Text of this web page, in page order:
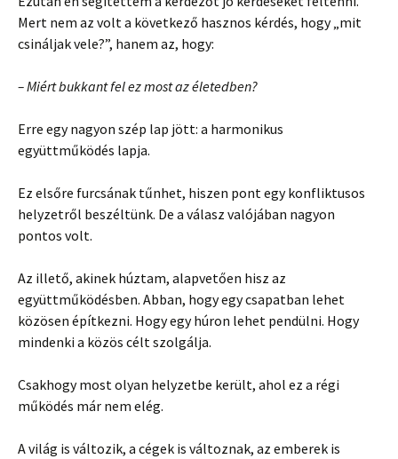
Mert nem az volt a következő hasznos kérdés, hogy „mit
csináljak vele?”, hanem az, hogy:
– Miért bukkant fel ez most az életedben?
Erre egy nagyon szép lap jött: a harmonikus
együttműködés lapja.
Ez elsőre furcsának tűnhet, hiszen pont egy konfliktusos
helyzetről beszéltünk. De a válasz valójában nagyon
pontos volt.
Az illető, akinek húztam, alapvetően hisz az
együttműködésben. Abban, hogy egy csapatban lehet
közösen építkezni. Hogy egy húron lehet pendülni. Hogy
mindenki a közös célt szolgálja.
Csakhogy most olyan helyzetbe került, ahol ez a régi
működés már nem elég.
A világ is változik, a cégek is változnak, az emberek is